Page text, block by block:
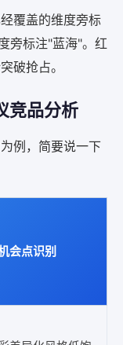
覆盖的维度旁标
旁标注"蓝海"。红
破抢占。
竞品分析
例，简要说一下
会点识别